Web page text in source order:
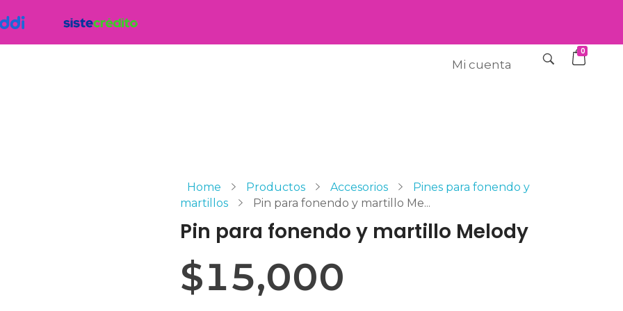
Mi cuenta
0
Home Productos Accesorios
Pines para fonendo y
martillos
Pin para fonendo y martillo Me...
Pin para fonendo y martillo Melody
$15,000